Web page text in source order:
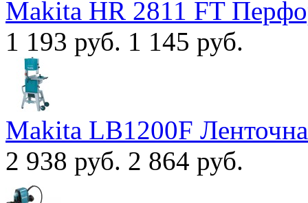
Makita HR 2811 FT
1 193 руб. 1 145 руб.
Makita LB1200F
2 938 руб. 2 864 руб.